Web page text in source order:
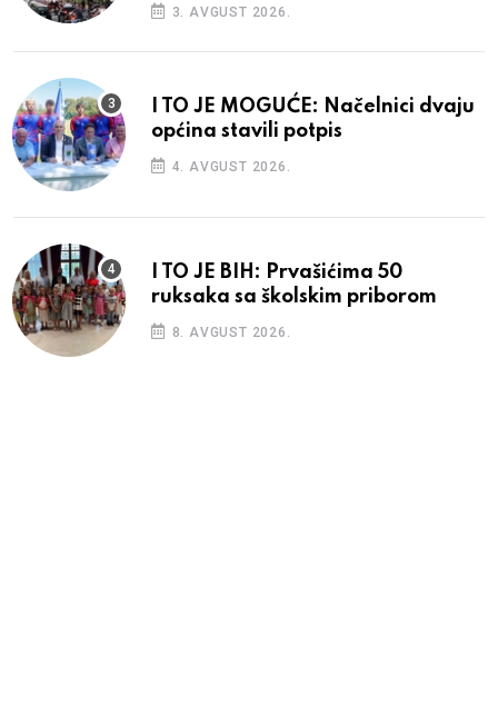
3. AVGUST 2026.
I TO JE MOGUĆE: Načelnici dvaju
općina stavili potpis
4. AVGUST 2026.
I TO JE BIH: Prvašićima 50
ruksaka sa školskim priborom
8. AVGUST 2026.